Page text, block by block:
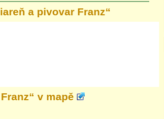
a pivovar Franz“
“ v mapě